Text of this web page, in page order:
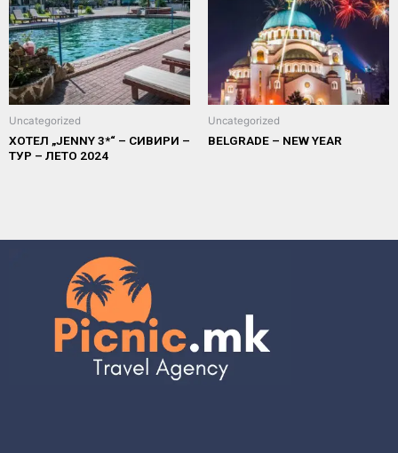
Uncategorized
ХОТЕЛ „JENNY 3*“ – СИВИРИ –
ТУР – ЛЕТО 2024
Uncategorized
BELGRADE – NEW YEAR